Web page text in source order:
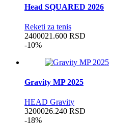
Head SQUARED 2026
Reketi za tenis
2400021.600 RSD
-10%
Gravity MP 2025
HEAD Gravity
3200026.240 RSD
-18%